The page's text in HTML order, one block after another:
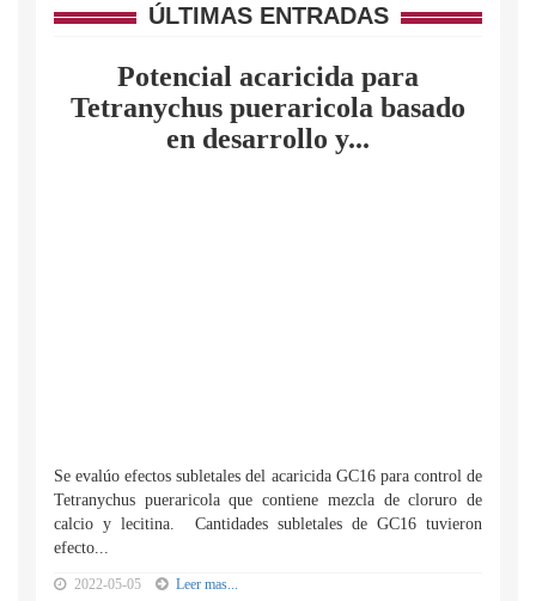
ÚLTIMAS ENTRADAS
Potencial acaricida para
Tetranychus pueraricola basado
en desarrollo y...
Se evalúo efectos subletales del acaricida GC16 para control de
Tetranychus pueraricola que contiene mezcla de cloruro de
calcio y lecitina. Cantidades subletales de GC16 tuvieron
efecto...
2022-05-05 Leer mas...